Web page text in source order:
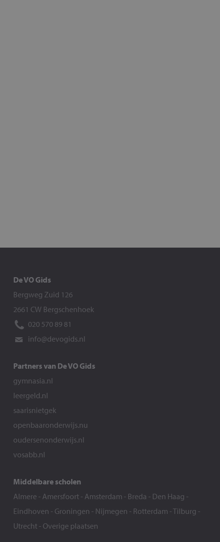
De VO Gids
Bergweg Zuid 126
2661 CW Bergschenhoek
020 570 89 81
info@devogids.nl
Partners van De VO Gids
gymnasia.nl
leergeld.nl
saarisnietgek
openbaaronderwijs.nu
oudersenonderwijs.nl
vosabb.nl
Middelbare scholen
Almere - Amersfoort- Amsterdam - Breda - Den Haag -
Eindhoven - Groningen - Nijmegen - Rotterdam -Tilburg -
Utrecht- Overige plaatsen